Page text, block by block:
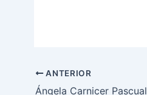
ANTERIOR
Ángela Carnicer Pascual